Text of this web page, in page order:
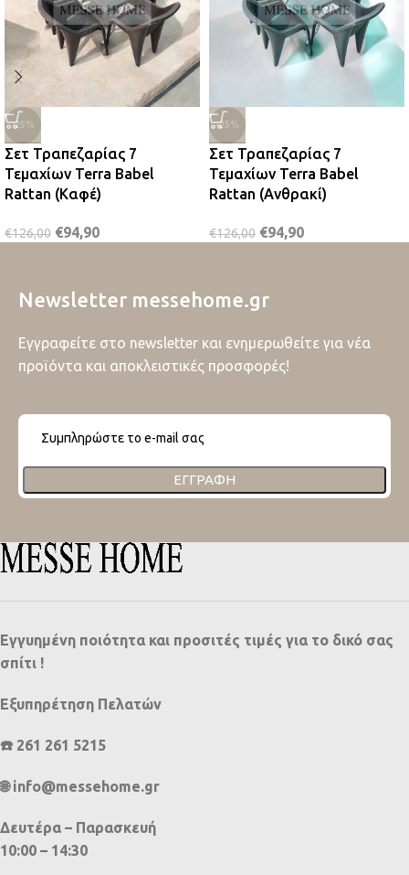
-25%
Σετ Τραπεζαρίας 7
Τεμαχίων Terra Babel
Rattan (Καφέ)
€126,00 €94,90
-25%
Σετ Τραπεζαρίας 7
Τεμαχίων Terra Babel
Rattan (Ανθρακί)
€126,00 €94,90
Newsletter messehome.gr
Εγγραφείτε στο newsletter και ενημερωθείτε για νέα
προϊόντα και αποκλειστικές προσφορές!
ΕΓΓΡΑΦΉ
Εγγυημένη ποιότητα και προσιτές τιμές για το δικό σας
σπίτι !
Εξυπηρέτηση Πελατών
☎️ 261 261 5215
🌐 info@messehome.gr
Δευτέρα – Παρασκευή
10:00 – 14:30